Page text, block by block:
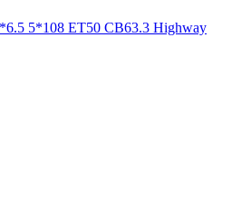
5*108 ET50 CB63.3 Highway